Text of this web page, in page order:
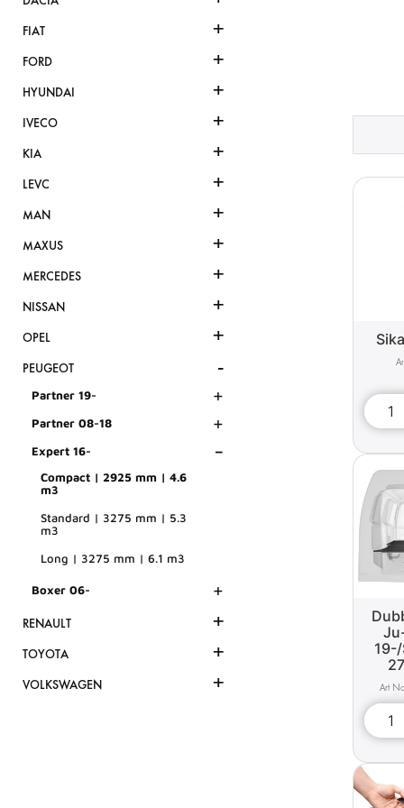
FIAT +
FORD +
HYUNDAI +
IVECO +
KIA +
LEVC +
MAN +
MAXUS +
MERCEDES +
NISSAN +
OPEL +
PEUGEOT -
Partner 19- +
Partner 08-18 +
Expert 16- -
Compact | 2925 mm | 4.6
m3
Standard | 3275 mm | 5.3
m3
Long | 3275 mm | 6.1 m3
Boxer 06- +
RENAULT +
TOYOTA +
VOLKSWAGEN +